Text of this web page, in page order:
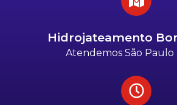
Hidrojateamento
Atendemos São Paulo